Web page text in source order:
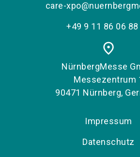
care-
+49 9 11 86 06
place
NürnbergMesse
Messezentrum
90471 Nürnberg,
Impressum
Datenschutz